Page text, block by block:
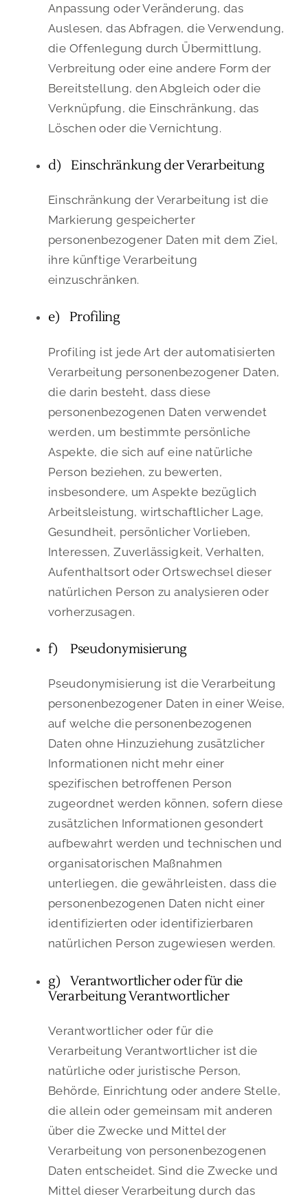
Anpassung oder Veränderung, das
Auslesen, das Abfragen, die Verwendung,
die Offenlegung durch Übermittlung,
Verbreitung oder eine andere Form der
Bereitstellung, den Abgleich oder die
Verknüpfung, die Einschränkung, das
Löschen oder die Vernichtung.
d) Einschränkung der Verarbeitung
Einschränkung der Verarbeitung ist die
Markierung gespeicherter
personenbezogener Daten mit dem Ziel,
ihre künftige Verarbeitung
einzuschränken.
e) Profiling
Profiling ist jede Art der automatisierten
Verarbeitung personenbezogener Daten,
die darin besteht, dass diese
personenbezogenen Daten verwendet
werden, um bestimmte persönliche
Aspekte, die sich auf eine natürliche
Person beziehen, zu bewerten,
insbesondere, um Aspekte bezüglich
Arbeitsleistung, wirtschaftlicher Lage,
Gesundheit, persönlicher Vorlieben,
Interessen, Zuverlässigkeit, Verhalten,
Aufenthaltsort oder Ortswechsel dieser
natürlichen Person zu analysieren oder
vorherzusagen.
f) Pseudonymisierung
Pseudonymisierung ist die Verarbeitung
personenbezogener Daten in einer Weise,
auf welche die personenbezogenen
Daten ohne Hinzuziehung zusätzlicher
Informationen nicht mehr einer
spezifischen betroffenen Person
zugeordnet werden können, sofern diese
zusätzlichen Informationen gesondert
aufbewahrt werden und technischen und
organisatorischen Maßnahmen
unterliegen, die gewährleisten, dass die
personenbezogenen Daten nicht einer
identifizierten oder identifizierbaren
natürlichen Person zugewiesen werden.
g) Verantwortlicher oder für die
Verarbeitung Verantwortlicher
Verantwortlicher oder für die
Verarbeitung Verantwortlicher ist die
natürliche oder juristische Person,
Behörde, Einrichtung oder andere Stelle,
die allein oder gemeinsam mit anderen
über die Zwecke und Mittel der
Verarbeitung von personenbezogenen
Daten entscheidet. Sind die Zwecke und
Mittel dieser Verarbeitung durch das